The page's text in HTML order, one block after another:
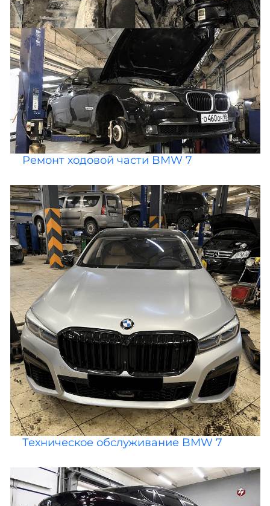
Ремонт ходовой части BMW 7
Техническое обслуживание BMW 7